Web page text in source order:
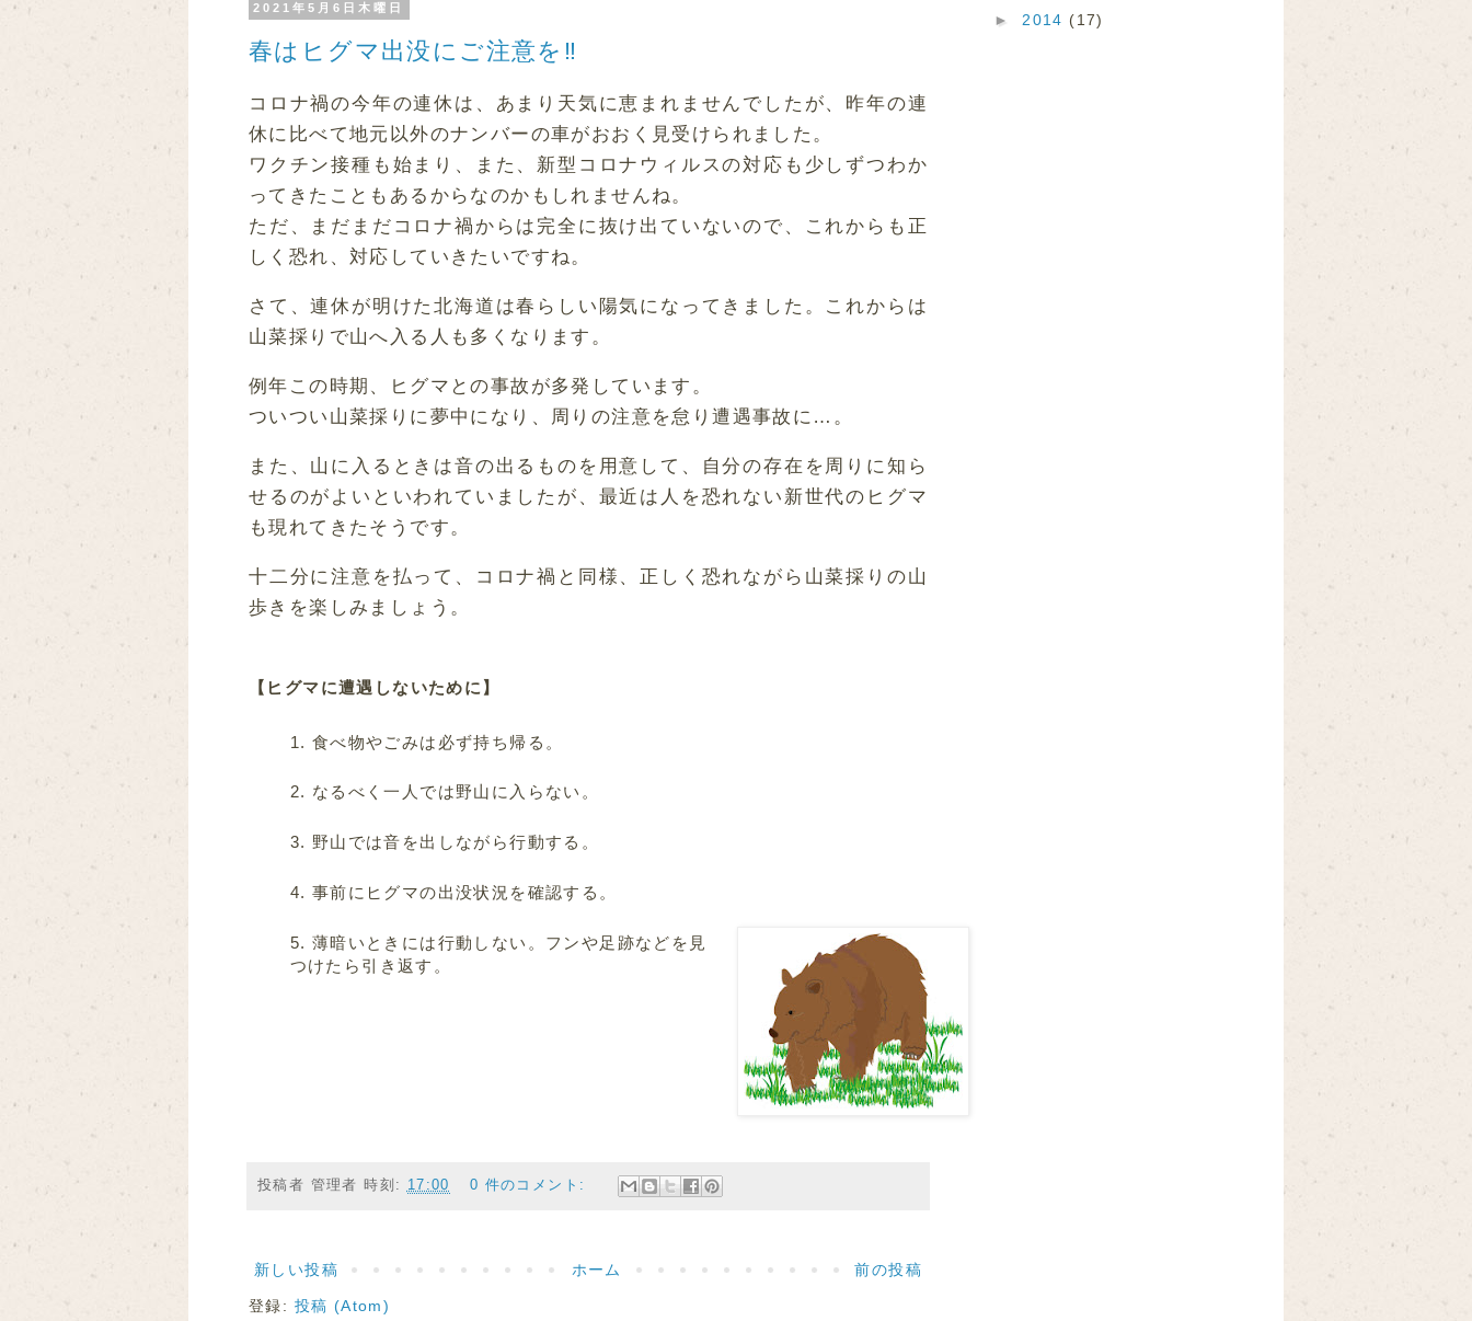
2021年5月6日木曜日
春はヒグマ出没にご注意を‼
コロナ禍の今年の連休は、あまり天気に恵まれませんでしたが、昨年の連
休に比べて地元以外のナンバーの車がおおく見受けられました。
ワクチン接種も始まり、また、新型コロナウィルスの対応も少しずつわか
ってきたこともあるからなのかもしれませんね。
ただ、まだまだコロナ禍からは完全に抜け出ていないので、これからも正
しく恐れ、対応していきたいですね。
さて、連休が明けた北海道は春らしい陽気になってきました。これからは
山菜採りで山へ入る人も多くなります。
例年この時期、ヒグマとの事故が多発しています。
ついつい山菜採りに夢中になり、周りの注意を怠り遭遇事故に…。
また、山に入るときは音の出るものを用意して、自分の存在を周りに知ら
せるのがよいといわれていましたが、最近は人を恐れない新世代のヒグマ
も現れてきたそうです。
十二分に注意を払って、コロナ禍と同様、正しく恐れながら山菜採りの山
歩きを楽しみましょう。
【ヒグマに遭遇しないために】
食べ物やごみは必ず持ち帰る。
なるべく一人では野山に入らない。
野山では音を出しながら行動する。
事前にヒグマの出没状況を確認する。
薄暗いときには行動しない。フンや足跡などを見
つけたら引き返す。
投稿者 管理者 時刻: 17:00 0 件のコメント:
新しい投稿 前の投稿
ホーム
登録: 投稿 (Atom)
► 2014 (17)